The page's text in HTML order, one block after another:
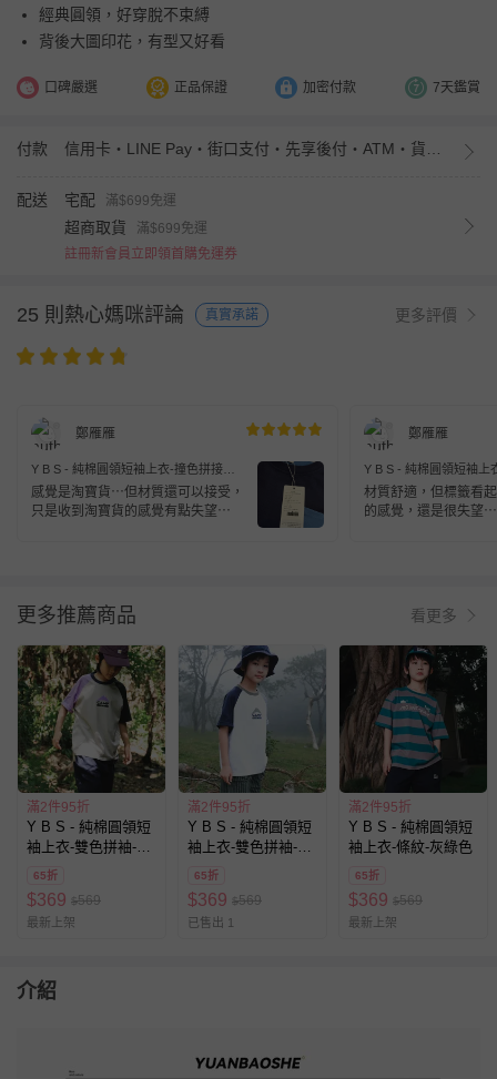
經典圓領，好穿脫不束縛
背後大圖印花，有型又好看
口碑嚴選 正品保證 加密付款 7天鑑賞
付款
配送 宅配 滿$699免運
超商取貨
滿$699免運
註冊新會員立即領首購免運券
25 則熱心媽咪評論 真實承諾 更多評價
鄭雁雁
Y B S - 純棉圓領短袖上衣-撞色拼接口
袋-藏青色
感覺是淘寶貨⋯但材質還可以接受，
只是收到淘寶貨的感覺有點失望⋯
鄭雁雁
Y B S - 純棉圓領短袖上
綠色
材質舒適，但標籤看
的感覺，還是很失望⋯
更多推薦商品 看更多
滿2件95折
Y B S - 純棉圓領短
袖上衣-雙色拼袖-灰
65折
$369 $569
最新上架
滿2件95折
Y B S - 純棉圓領短
袖上衣-雙色拼袖-白
65折
$369 $569
已售出 1
滿2件95折
Y B S - 純棉圓領短
袖上衣-條紋-灰綠色
65折
$369 $569
最新上架
介紹